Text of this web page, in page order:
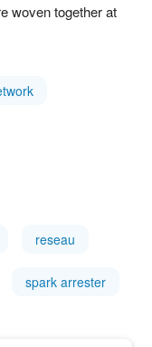
woven together at
reseau
spark arrester